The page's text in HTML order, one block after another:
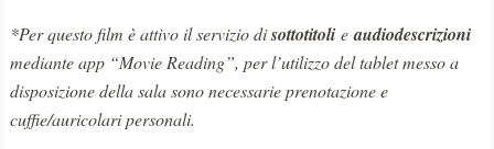
*Per questo film è attivo il servizio disottotitoli eaudiodescrizioni
mediante app “Movie Reading”, per l’utilizzo del tablet messo a
disposizione della sala sono necessarie prenotazione e
cuffie/auricolari personali.